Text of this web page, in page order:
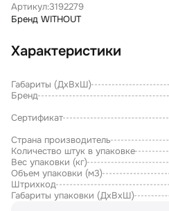
Артикул:3192279
Бренд WITHOUT
Характеристики
Габариты (ДxВxШ)
Бренд
Сертификат
Страна производитель
Количество штук в упаковке
Вес упаковки (кг)
Объем упаковки (м3)
Штрихкод
Габариты упаковки (ДxВxШ)